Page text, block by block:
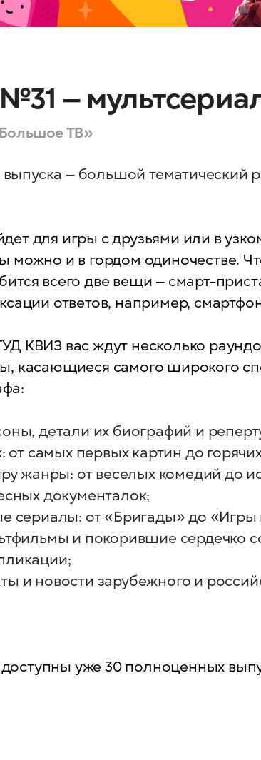
—
ТВ»
— большой тематический
для игры с друзьями или в
можно и в гордом одиночестве.
всего две вещи — смарт-
ответов, например,
КВИЗ вас ждут несколько
касающиеся самого широкого
детали их биографий и
от самых первых картин до
жанры: от веселых комедий до
документалок;
сериалы: от «Бригады» до «Игры
и покорившие сердечко
и новости зарубежного и
уже 30 полноценных